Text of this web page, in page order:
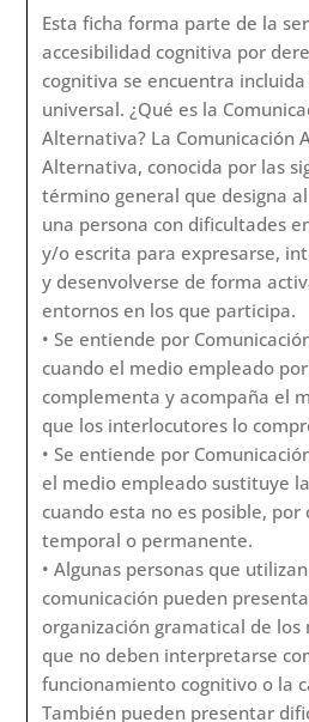
pueda interactuar con ellos,
contacto hasta que finaliza su
Incluir a potenciales personas
dificultades cognitivas en el
pruebas piloto.